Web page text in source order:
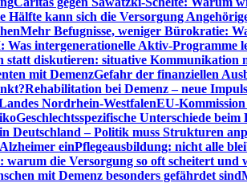
Hälfte kann sich die Versorgung
Mehr Befugnisse, weniger Bürokratie:
Was intergenerationelle Aktiv-Programme
statt diskutieren: situative Kommunikation
mit DemenzGefahr der finanziellen
Rehabilitation bei Demenz – neue
Nordrhein-WestfalenEU-
Geschlechtsspezifische Unterschiede
Deutschland – Politik muss Strukturen
einPflegeausbildung: nicht alle
die Versorgung so oft scheitert und
mit Demenz besonders gefährdet sind